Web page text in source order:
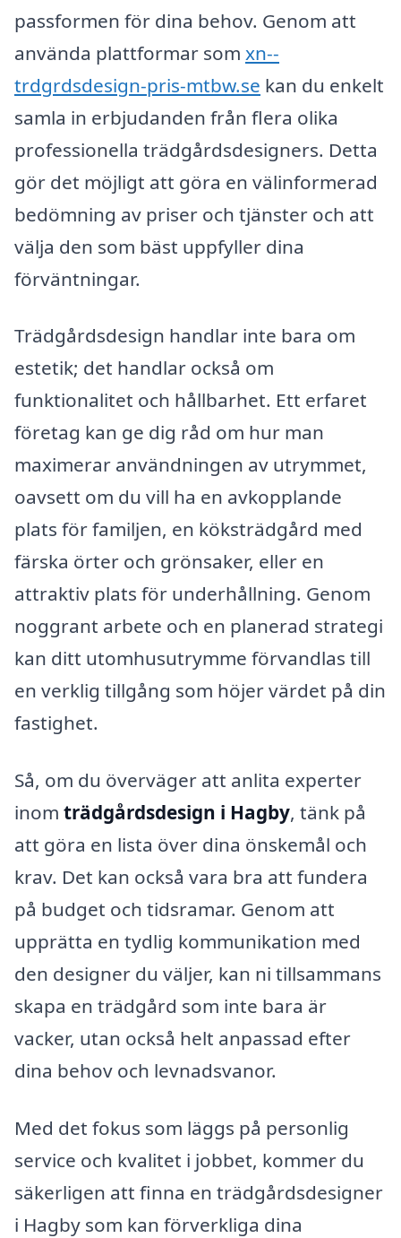
passformen för dina behov. Genom att
använda plattformar som xn--
trdgrdsdesign-pris-mtbw.se kan du enkelt
samla in erbjudanden från flera olika
professionella trädgårdsdesigners. Detta
gör det möjligt att göra en välinformerad
bedömning av priser och tjänster och att
välja den som bäst uppfyller dina
förväntningar.
Trädgårdsdesign handlar inte bara om
estetik; det handlar också om
funktionalitet och hållbarhet. Ett erfaret
företag kan ge dig råd om hur man
maximerar användningen av utrymmet,
oavsett om du vill ha en avkopplande
plats för familjen, en köksträdgård med
färska örter och grönsaker, eller en
attraktiv plats för underhållning. Genom
noggrant arbete och en planerad strategi
kan ditt utomhusutrymme förvandlas till
en verklig tillgång som höjer värdet på din
fastighet.
Så, om du överväger att anlita experter
inom trädgårdsdesign i Hagby, tänk på
att göra en lista över dina önskemål och
krav. Det kan också vara bra att fundera
på budget och tidsramar. Genom att
upprätta en tydlig kommunikation med
den designer du väljer, kan ni tillsammans
skapa en trädgård som inte bara är
vacker, utan också helt anpassad efter
dina behov och levnadsvanor.
Med det fokus som läggs på personlig
service och kvalitet i jobbet, kommer du
säkerligen att finna en trädgårdsdesigner
i Hagby som kan förverkliga dina